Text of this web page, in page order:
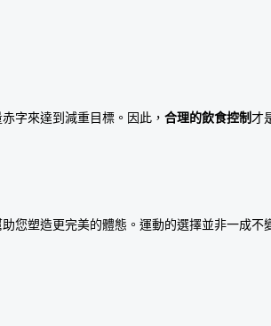
字來達到減重目標。因此，合理的飲食控制 才
您塑造更完美的體態。運動的選擇並非一成不